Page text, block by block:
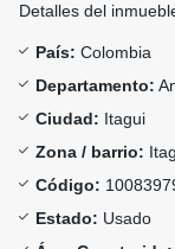
Detalles del
País: Colombia
Departamento:
Ciudad: Itagui
Zona / barrio:
Código:
Estado: Usado